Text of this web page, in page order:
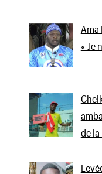
Ama
« Je
de